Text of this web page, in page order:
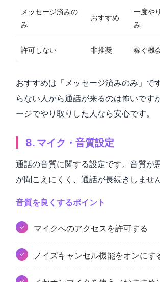
メッセージ済みの
み
おすすめ
一度や
み
許可しない 非推奨 稼ぐ機
おすすめは「メッセージ済みのみ」で
らない人から通話が来るのは怖いです
ージでやり取りした人なら安心です。
8. マイク・音質設定
通話の音質に関する設定です。音質が
が聞こえにくく、通話が長続きしません
音質を良くするポイント
マイクへのアクセスを許可する
ノイズキャンセル機能をオンにす